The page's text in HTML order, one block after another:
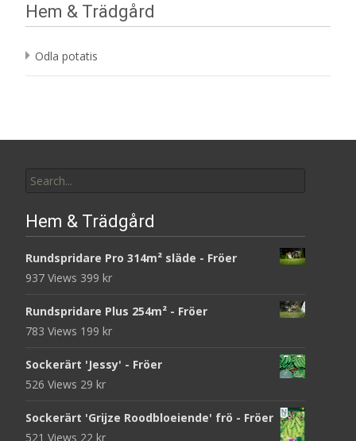
Hem & Trädgård
Odla potatis
for:
Hem & Trädgård
Rundspridare Pro 314m² släde - Fröer
937 Views 399 kr
Rundspridare Plus 254m² - Fröer
783 Views 199 kr
Sockerärt 'Jessy' - Fröer
526 Views 29 kr
Sockerärt 'Grijze Roodbloeiende' frö - Fröer
521 Views 22 kr